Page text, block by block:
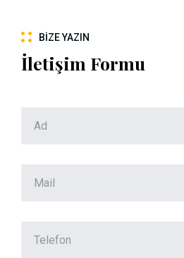
BIZE YAZIN
İletişim Formu